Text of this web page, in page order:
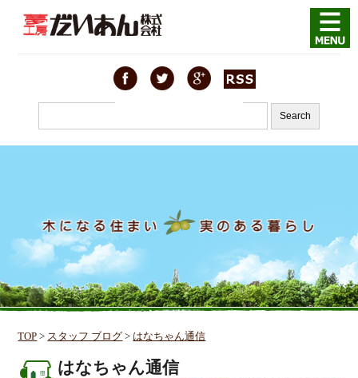
TOP > スタッフ ブログ > はなちゃん通信
はなちゃん通信